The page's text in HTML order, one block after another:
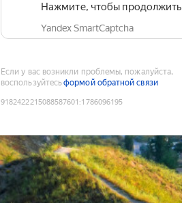
Нажмите, чтобы продолжить
Yandex SmartCaptcha
Если у вас возникли проблемы, пожалуйста,
воспользуйтесьформой обратной связи
9182422215088587601 :1786096195